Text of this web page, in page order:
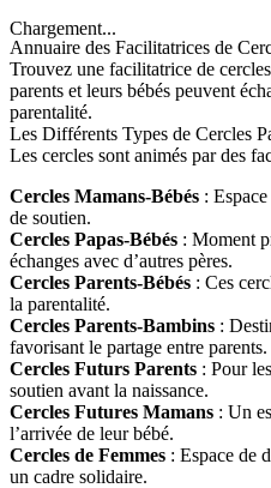
Chargement...
Annuaire des Facilitatrices de
Trouvez une facilitatrice de
parents et leurs bébés peuvent
parentalité.
Les Différents Types de Cercles
Les cercles sont animés par des
Cercles Mamans-Bébés :
de soutien.
Cercles Papas-Bébés : Moment
échanges avec d’autres pères.
Cercles Parents-Bébés : Ces
la parentalité.
Cercles Parents-Bambins :
favorisant le partage entre parents.
Cercles Futurs Parents : Pour
soutien avant la naissance.
Cercles Futures Mamans : Un
l’arrivée de leur bébé.
Cercles de Femmes : Espace de
un cadre solidaire.